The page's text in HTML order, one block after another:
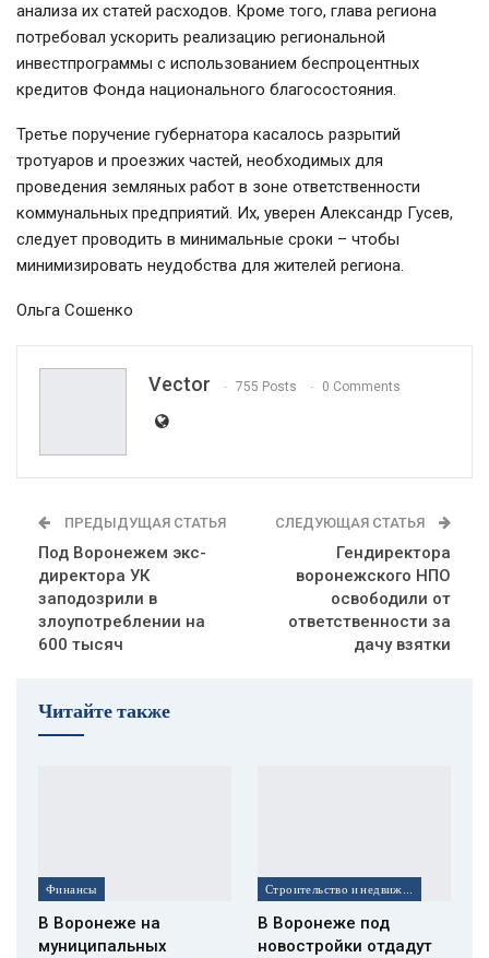
анализа их статей расходов. Кроме того, глава региона
потребовал ускорить реализацию региональной
инвестпрограммы с использованием беспроцентных
кредитов Фонда национального благосостояния.
Третье поручение губернатора касалось разрытий
тротуаров и проезжих частей, необходимых для
проведения земляных работ в зоне ответственности
коммунальных предприятий. Их, уверен Александр Гусев,
следует проводить в минимальные сроки – чтобы
минимизировать неудобства для жителей региона.
Ольга Сошенко
Vector 755 Posts 0 Comments
ПРЕДЫДУЩАЯ СТАТЬЯ
Под Воронежем экс-
директора УК
заподозрили в
злоупотреблении на
600 тысяч
СЛЕДУЮЩАЯ СТАТЬЯ
Гендиректора
воронежского НПО
освободили от
ответственности за
дачу взятки
Читайте также
Финансы
В Воронеже на
муниципальных
В Воронеже под
новостройки отдадут